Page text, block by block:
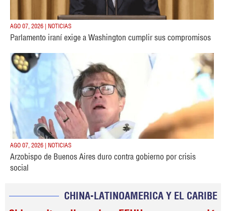
AGO 07, 2026 | NOTICIAS
Parlamento iraní exige a Washington cumplir sus compromisos
AGO 07, 2026 | NOTICIAS
Arzobispo de Buenos Aires duro contra gobierno por crisis
social
CHINA-LATINOAMERICA Y EL CARIBE